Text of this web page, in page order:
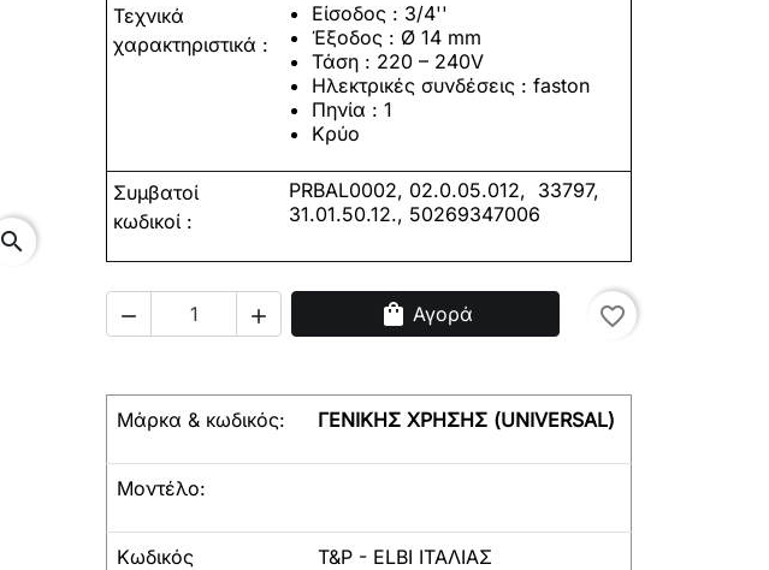
search
Τεχνικά
χαρακτηριστικά :
Είσοδος : 3/4''
Έξοδος : Ø 14 mm
Τάση : 220 – 240V
Ηλεκτρικές συνδέσεις : faston
Πηνία : 1
Κρύο
Συμβατοί
κωδικοί:
PRBAL0002, 02.0.05.012, 33797,
31.01.50.12., 50269347006
  shopping_bag Αγορά favorite_border
Μάρκα & κωδικός: ΓΕΝΙΚΗΣ ΧΡΗΣΗΣ (UNIVERSAL)
Μοντέλο:
Κωδικός
T&P - ELBI ΙΤΑΛΙΑΣ